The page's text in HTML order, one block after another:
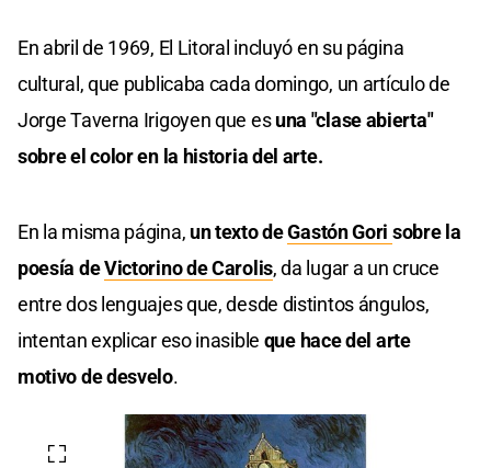
En abril de 1969, El Litoral incluyó en su página
cultural, que publicaba cada domingo, un artículo de
Jorge Taverna Irigoyen que esuna "clase abierta"
sobre el color en la historia del arte.
En la misma página, un texto deGastón Gori sobre la
poesía deVictorino de Carolis, da lugar a un cruce
entre dos lenguajes que, desde distintos ángulos,
intentan explicar eso inasible que hace del arte
motivo de desvelo.